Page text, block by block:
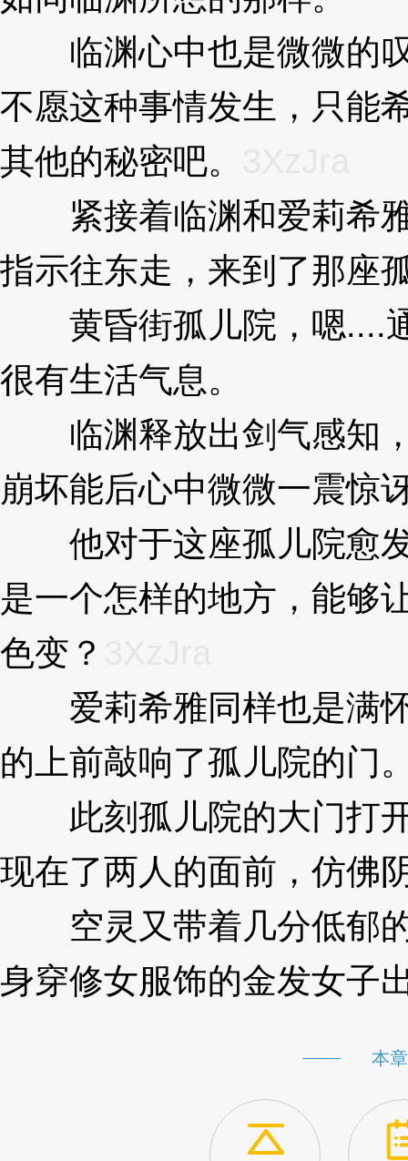
临渊心中也是微微的叹
不愿这种事情发生，只能
其他的秘密吧。
紧接着临渊和爱莉希雅
指示往东走，来到了那座
黄昏街孤儿院，嗯....
很有生活气息。
临渊释放出剑气感知，
崩坏能后心中微微一震惊
他对于这座孤儿院愈发
是一个怎样的地方，能够
色变？
爱莉希雅同样也是满怀
的上前敲响了孤儿院的门
此刻孤儿院的大门打开
现在了两人的面前，仿佛
空灵又带着几分低郁的
身穿修女服饰的金发女子
本